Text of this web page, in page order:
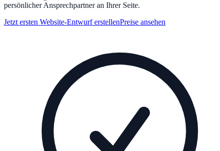
persönlicher Ansprechpartner an Ihrer Seite.
Jetzt ersten Website-Entwurf erstellenPreise ansehen